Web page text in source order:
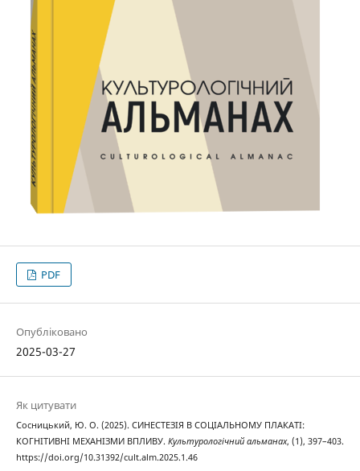
PDF
Опубліковано
2025-03-27
Як цитувати
Сосницький, Ю. О. (2025). СИНЕСТЕЗІЯ В СОЦІАЛЬНОМУ ПЛАКАТІ:
КОГНІТИВНІ МЕХАНІЗМИ ВПЛИВУ. Культурологічний альманах, (1), 397–403.
https://doi.org/10.31392/cult.alm.2025.1.46